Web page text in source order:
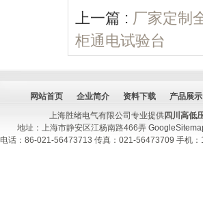
上一篇 : 厂家定制
柜通电试验台
网站首页 企业简介 资料下载
产品展示
上海胜绪电气有限公司专业提供四川高低
地址：上海市静安区江杨南路466弄
电话：86-021-56473713 传真：021-56473709 手机